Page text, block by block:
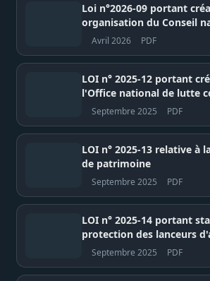
Loi n°2026-09 portant
organisation du Conseil
Régulation des Médias
Avril 2026 PDF
LOI n° 2025-12 portant
l'Office national de lutte
Corruption (OFNAC)
Septembre 2025 PDF
LOI n° 2025-13 relative à
de patrimoine
Septembre 2025 PDF
LOI n° 2025-14 portant
protection des lanceurs
Septembre 2025 PDF